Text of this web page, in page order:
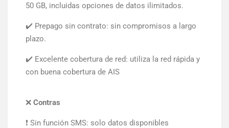
50 GB, incluidas opciones de datos ilimitados.
✔️ Prepago sin contrato: sin compromisos a largo
plazo.
✔️ Excelente cobertura de red: utiliza la red rápida y
con buena cobertura de AIS
❌ Contras
❗ Sin función SMS: solo datos disponibles